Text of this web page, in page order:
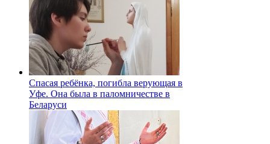
Спасая ребёнка, погибла верующая в
Уфе. Она была в паломничестве в
Беларуси